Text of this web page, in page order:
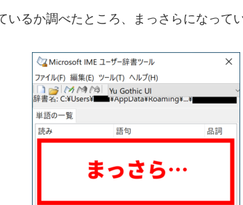
いるか調べたところ、まっさらになってい